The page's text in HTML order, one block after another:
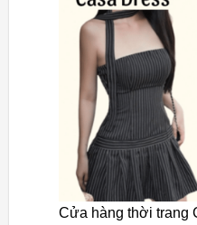
Cửa hàng thời trang